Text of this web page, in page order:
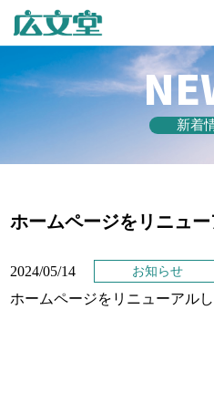
新着
ホームページをリニュ
2024/05/14 お知らせ
ホームページをリニューアルし